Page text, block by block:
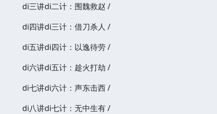
di三讲di二计：围魏救赵 /
di四讲di三计：借刀杀人 /
di五讲di四计：以逸待劳 /
di六讲di五计：趁火打劫 /
di七讲di六计：声东击西 /
di八讲di七计：无中生有 /